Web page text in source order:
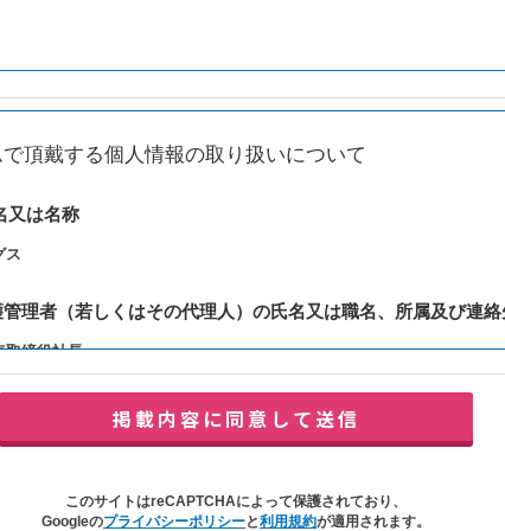
頂戴する個人情報の取り扱いについて
又は名称
ス
理者（若しくはその代理人）の氏名又は職名、所属及び連絡
取締役社長
（本人への連絡を含む）のため
種サービスおよびサービスに関連した各種情報のメールによるご案内の
このサイトはreCAPTCHAによって保護されており、
Googleのプライバシーポリシーと利用規約が適用されます。